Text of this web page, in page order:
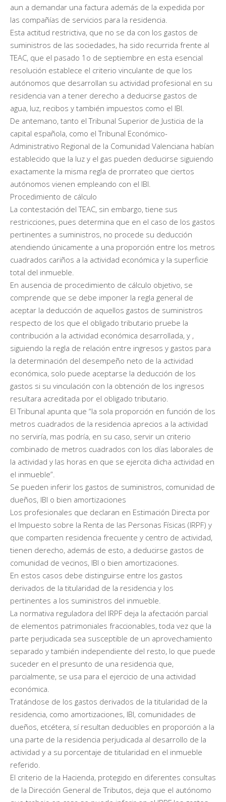
aun a demandar una factura además de la expedida por
las compañías de servicios para la residencia.
Esta actitud restrictiva, que no se da con los gastos de
suministros de las sociedades, ha sido recurrida frente al
TEAC, que el pasado 1o de septiembre en esta esencial
resolución establece el criterio vinculante de que los
autónomos que desarrollan su actividad profesional en su
residencia van a tener derecho a deducirse gastos de
agua, luz, recibos y también impuestos como el IBI.
De antemano, tanto el Tribunal Superior de Justicia de la
capital española, como el Tribunal Económico-
Administrativo Regional de la Comunidad Valenciana habían
establecido que la luz y el gas pueden deducirse siguiendo
exactamente la misma regla de prorrateo que ciertos
autónomos vienen empleando con el IBI.
Procedimiento de cálculo
La contestación del TEAC, sin embargo, tiene sus
restricciones, pues determina que en el caso de los gastos
pertinentes a suministros, no procede su deducción
atendiendo únicamente a una proporción entre los metros
cuadrados cariños a la actividad económica y la superficie
total del inmueble.
En ausencia de procedimiento de cálculo objetivo, se
comprende que se debe imponer la regla general de
aceptar la deducción de aquellos gastos de suministros
respecto de los que el obligado tributario pruebe la
contribución a la actividad económica desarrollada, y ,
siguiendo la regla de relación entre ingresos y gastos para
la determinación del desempeño neto de la actividad
económica, solo puede aceptarse la deducción de los
gastos si su vinculación con la obtención de los ingresos
resultara acreditada por el obligado tributario.
El Tribunal apunta que “la sola proporción en función de los
metros cuadrados de la residencia aprecios a la actividad
no serviría, mas podría, en su caso, servir un criterio
combinado de metros cuadrados con los días laborales de
la actividad y las horas en que se ejercita dicha actividad en
el inmueble”.
Se pueden inferir los gastos de suministros, comunidad de
dueños, IBI o bien amortizaciones
Los profesionales que declaran en Estimación Directa por
el Impuesto sobre la Renta de las Personas Físicas (IRPF) y
que comparten residencia frecuente y centro de actividad,
tienen derecho, además de esto, a deducirse gastos de
comunidad de vecinos, IBI o bien amortizaciones.
En estos casos debe distinguirse entre los gastos
derivados de la titularidad de la residencia y los
pertinentes a los suministros del inmueble.
La normativa reguladora del IRPF deja la afectación parcial
de elementos patrimoniales fraccionables, toda vez que la
parte perjudicada sea susceptible de un aprovechamiento
separado y también independiente del resto, lo que puede
suceder en el presunto de una residencia que,
parcialmente, se usa para el ejercicio de una actividad
económica.
Tratándose de los gastos derivados de la titularidad de la
residencia, como amortizaciones, IBI, comunidades de
dueños, etcétera, sí resultan deducibles en proporción a la
una parte de la residencia perjudicada al desarrollo de la
actividad y a su porcentaje de titularidad en el inmueble
referido.
El criterio de la Hacienda, protegido en diferentes consultas
de la Dirección General de Tributos, deja que el autónomo